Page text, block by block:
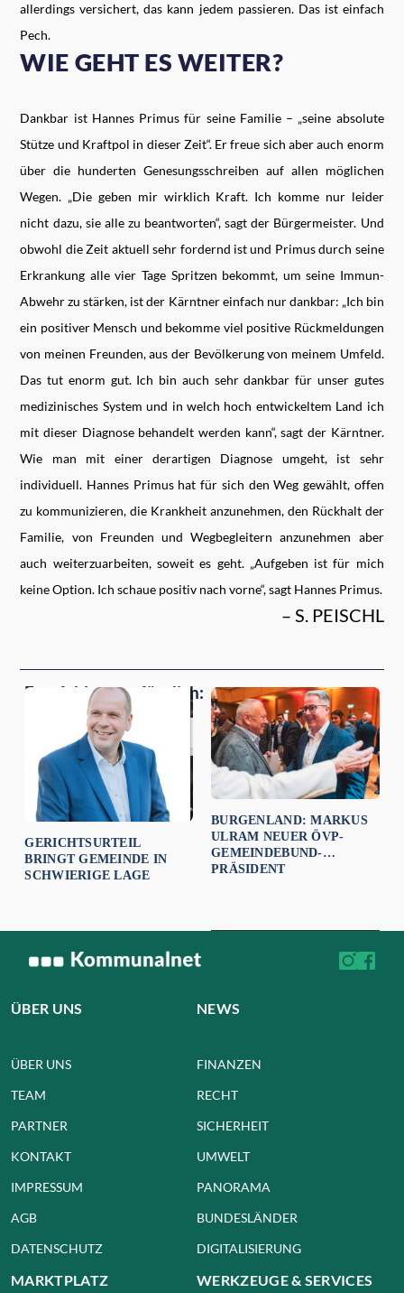
allerdings versichert, das kann jedem passieren. Das ist einfach
Pech.
WIE GEHT ES WEITER?
Dankbar ist Hannes Primus für seine Familie – „seine absolute
Stütze und Kraftpol in dieser Zeit“. Er freue sich aber auch enorm
über die hunderten Genesungsschreiben auf allen möglichen
Wegen. „Die geben mir wirklich Kraft. Ich komme nur leider
nicht dazu, sie alle zu beantworten“, sagt der Bürgermeister. Und
obwohl die Zeit aktuell sehr fordernd ist und Primus durch seine
Erkrankung alle vier Tage Spritzen bekommt, um seine Immun-
Abwehr zu stärken, ist der Kärntner einfach nur dankbar: „Ich bin
ein positiver Mensch und bekomme viel positive Rückmeldungen
von meinen Freunden, aus der Bevölkerung von meinem Umfeld.
Das tut enorm gut. Ich bin auch sehr dankbar für unser gutes
medizinisches System und in welch hoch entwickeltem Land ich
mit dieser Diagnose behandelt werden kann“, sagt der Kärntner.
Wie man mit einer derartigen Diagnose umgeht, ist sehr
individuell. Hannes Primus hat für sich den Weg gewählt, offen
zu kommunizieren, die Krankheit anzunehmen, den Rückhalt der
Familie, von Freunden und Wegbegleitern anzunehmen aber
auch weiterzuarbeiten, soweit es geht. „Aufgeben ist für mich
keine Option. Ich schaue positiv nach vorne“, sagt Hannes Primus.
– S. PEISCHL
Empfehlungen für dich:
GERICHTSURTEIL
BRINGT GEMEINDE IN
SCHWIERIGE LAGE
BURGENLAND: MARKUS
ULRAM NEUER ÖVP-
GEMEINDEBUND-
PRÄSIDENT
ÜBER UNS
ÜBER UNS
TEAM
PARTNER
KONTAKT
IMPRESSUM
AGB
DATENSCHUTZ
NEWS
FINANZEN
RECHT
SICHERHEIT
UMWELT
PANORAMA
BUNDESLÄNDER
DIGITALISIERUNG
MARKTPLATZ WERKZEUGE & SERVICES